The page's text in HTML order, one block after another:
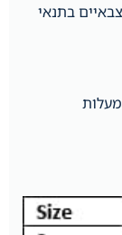
בתנאי